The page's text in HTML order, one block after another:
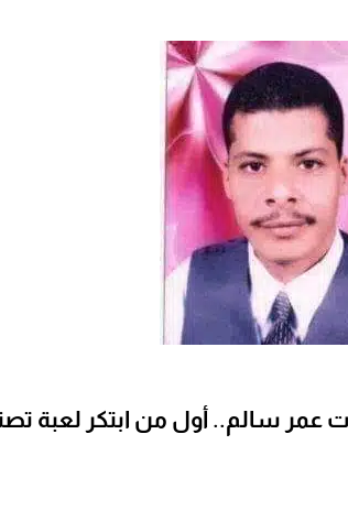
عمر سالم.. أول من ابتكر لعبة